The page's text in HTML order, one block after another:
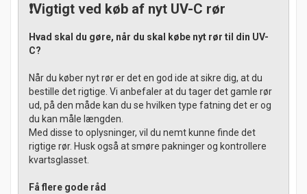
❗Vigtigt ved køb af nyt UV-C rør
Hvad skal du gøre, når du skal købe nyt rør til din UV-
C?
Når du køber nyt rør er det en god ide at sikre dig, at du
bestille det rigtige. Vi anbefaler at du tager det gamle rør
ud, på den måde kan du se hvilken type fatning det er og
du kan måle længden.
Med disse to oplysninger, vil du nemt kunne finde det
rigtige rør. Husk også at smøre pakninger og kontrollere
kvartsglasset.
Få flere gode råd